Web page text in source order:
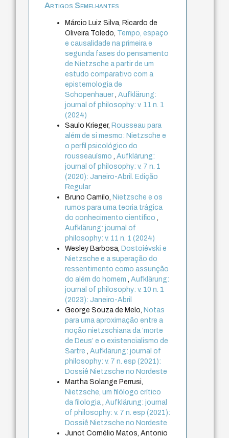
Artigos Semelhantes
Márcio Luiz Silva, Ricardo de
Oliveira Toledo, Tempo, espaço
e causalidade na primeira e
segunda fases do pensamento
de Nietzsche a partir de um
estudo comparativo com a
epistemologia de
Schopenhauer,Aufklärung:
journal of philosophy: v. 11 n. 1
(2024)
Saulo Krieger, Rousseau para
além de si mesmo: Nietzsche e
o perfil psicológico do
rousseauísmo,Aufklärung:
journal of philosophy: v. 7 n. 1
(2020): Janeiro-Abril. Edição
Regular
Bruno Camilo, Nietzsche e os
rumos para uma teoria trágica
do conhecimento científico,
Aufklärung: journal of
philosophy: v. 11 n. 1 (2024)
Wesley Barbosa, Dostoiévski e
Nietzsche e a superação do
ressentimento como assunção
do além do homem,Aufklärung:
journal of philosophy: v. 10 n. 1
(2023): Janeiro-Abril
George Souza de Melo, Notas
para uma aproximação entre a
noção nietzschiana da ‘morte
de Deus’ e o existencialismo de
Sartre,Aufklärung: journal of
philosophy: v. 7 n. esp (2021):
Dossiê Nietzsche no Nordeste
Martha Solange Perrusi,
Nietzsche, um filólogo crítico
da filologia,Aufklärung: journal
of philosophy: v. 7 n. esp (2021):
Dossiê Nietzsche no Nordeste
Junot Cornélio Matos, Antonio